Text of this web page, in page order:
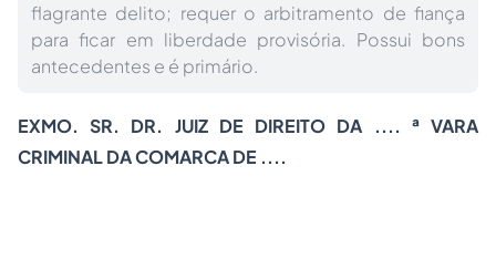
flagrante delito; requer o arbitramento de fiança
para ficar em liberdade provisória. Possui bons
antecedentes e é primário.
EXMO. SR. DR. JUIZ DE DIREITO DA .... ª VARA
CRIMINAL DA COMARCA DE ....